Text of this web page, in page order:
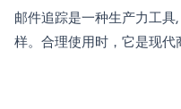
邮件追踪是一种生产力工
样。合理使用时，它是现代